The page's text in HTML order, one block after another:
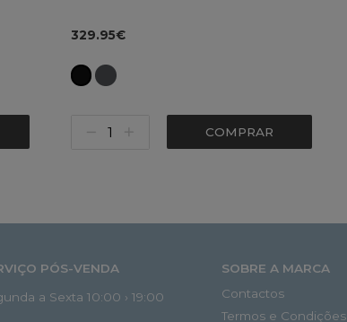
329.95€
COMPRAR
PÓS-VENDA
a Sexta 10:00 › 19:00
SOBRE A MARCA
Contactos
Termos e Condições